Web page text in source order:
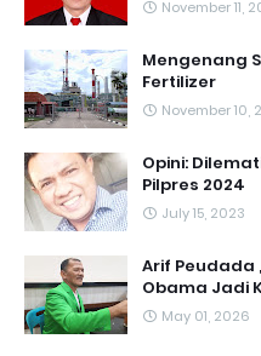
November 11,
Mengenang
Fertilizer
November 10,
Opini:
Pilpres 2024
July 15, 2023
Arif Peudada
Obama Jadi
May 01, 2026